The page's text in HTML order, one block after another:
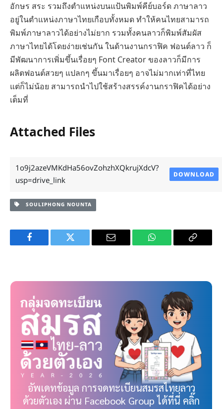
อักษร สระ รวมถึงตำแหน่งบนแป้นพิมพ์คีย์บอร์ด ภาษาลาว
อยู่ในตำแหน่งภาษาไทยเกือบทั้งหมด ทำให้คนไทยสามารถ
พิมพ์ภาษาลาวได้อย่างไม่ยาก รวมทั้งคนลาวก็พิมพ์สัมผัส
ภาษาไทยได้โดยง่ายเช่นกัน ในด้านงานกราฟิค ฟอนต์ลาว ก็
มีพัฒนาการเพิ่มขึ้นเรื่อยๆ Font Creator ของลาวก็มีการ
ผลิตฟอนต์สวยๆ แปลกๆ ขึ้นมาเรื่อยๆ อาจไม่มากเท่าที่ไทย
แต่ก็ไม่น้อย สามารถนำไปใช้สร้างสรรค์งานกราฟิคได้อย่าง
เต็มที่
Attached Files
1o9j2azeVMKdHa56ovZohzhXQkrujXdcV?
usp=drive_link
DOWNLOAD
SOULIPHONG NOUNTA
Facebook Twitter Email WhatsApp Copy
อัพเดทข้อมูล การจดทะเบียนสมรสไทยลาว
ด้วยตัวเอง ผ่าน Facebook Group ได้ที่นี่ คลิ๊ก